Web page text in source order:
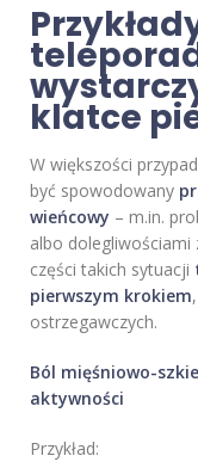
klatce
W większości
być spowodowany
wieńcowy – m.in.
albo
części takich sytuacji
pierwszym krokiem
ostrzegawczych.
Ból mięśniowo-
aktywności
Przykład: